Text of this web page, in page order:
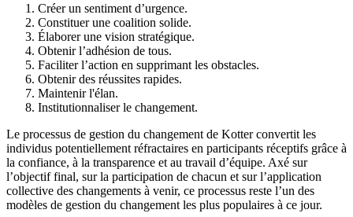
Créer un sentiment d’urgence.
Constituer une coalition solide.
Élaborer une vision stratégique.
Obtenir l’adhésion de tous.
Faciliter l’action en supprimant les obstacles.
Obtenir des réussites rapides.
Maintenir l'élan.
Institutionnaliser le changement.
Le processus de gestion du changement de Kotter convertit les
individus potentiellement réfractaires en participants réceptifs grâce à
la confiance, à la transparence et au travail d’équipe. Axé sur
l’objectif final, sur la participation de chacun et sur l’application
collective des changements à venir, ce processus reste l’un des
modèles de gestion du changement les plus populaires à ce jour.